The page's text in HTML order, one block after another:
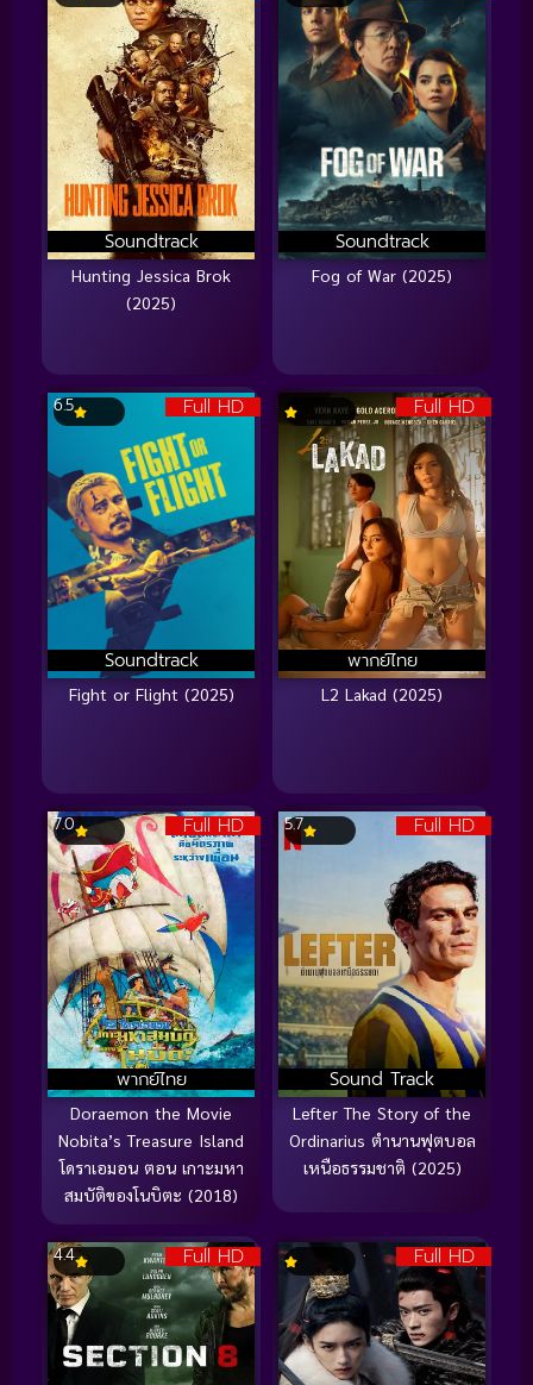
Soundtrack
Hunting Jessica Brok
(2025)
Soundtrack
Fog of War (2025)
Full HD
Soundtrack
6.5
Fight or Flight (2025)
Full HD
พากย์ไทย
L2 Lakad (2025)
Full HD
พากย์ไทย
7.0
Doraemon the Movie
Nobita’s Treasure Island
โดราเอมอน ตอน เกาะมหา
สมบัติของโนบิตะ (2018)
Full HD
Sound Track
5.7
Lefter The Story of the
Ordinarius ตำนานฟุตบอล
เหนือธรรมชาติ (2025)
Full HD
4.4 Full HD